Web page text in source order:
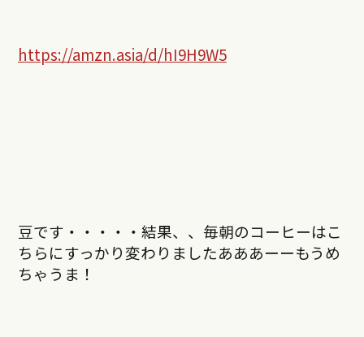
https://amzn.asia/d/hI9H9W5
豆です・・・・・結果、、毎朝のコーヒーはこ
ちらにすっかり変わりましたあああーーもうめ
ちゃうま！